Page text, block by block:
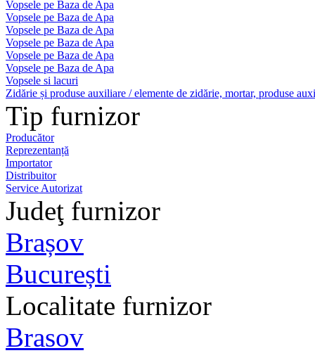
Vopsele pe Baza de Apa
Vopsele pe Baza de Apa
Vopsele pe Baza de Apa
Vopsele pe Baza de Apa
Vopsele pe Baza de Apa
Vopsele pe Baza de Apa
Vopsele si lacuri
Zidărie și produse auxiliare / elemente de zidărie, mortar, produse
Tip furnizor
Producător
Reprezentanță
Importator
Distribuitor
Service Autorizat
Judeţ furnizor
Brașov
București
Localitate furnizor
Brasov